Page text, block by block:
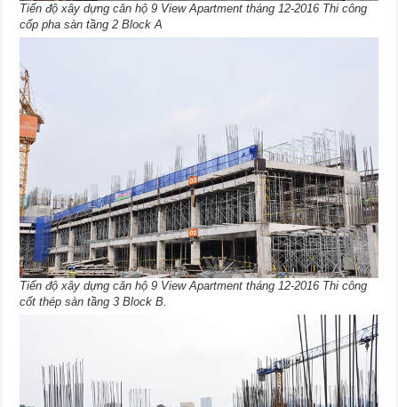
Tiến độ xây dựng căn hộ 9 View Apartment tháng 12-2016 Thi công
cốp pha sàn tầng 2 Block A
Tiến độ xây dựng căn hộ 9 View Apartment tháng 12-2016 Thi công
cốt thép sàn tầng 3 Block B.